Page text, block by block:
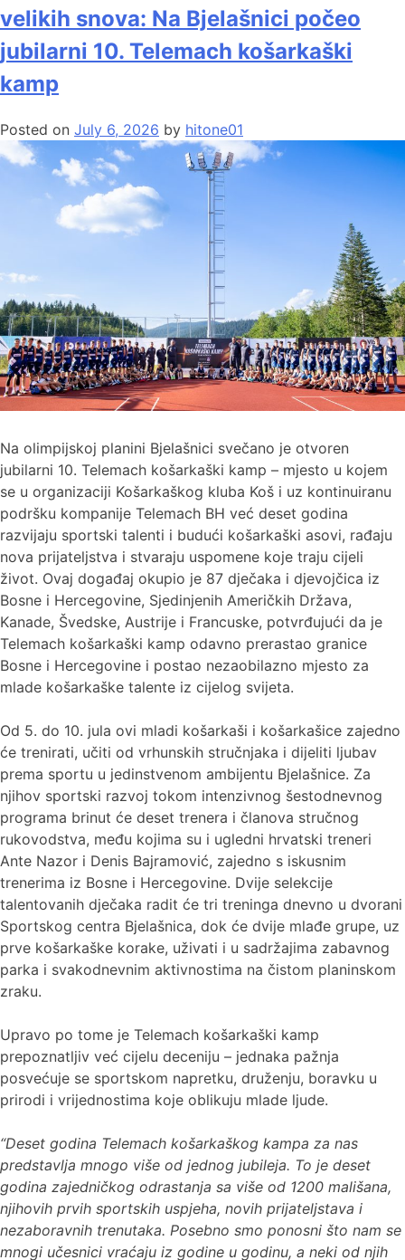
velikih snova: Na Bjelašnici počeo
jubilarni 10. Telemach košarkaški
kamp
Posted on July 6, 2026 by hitone01
Na olimpijskoj planini Bjelašnici svečano je otvoren
jubilarni 10. Telemach košarkaški kamp – mjesto u kojem
se u organizaciji Košarkaškog kluba Koš i uz kontinuiranu
podršku kompanije Telemach BH već deset godina
razvijaju sportski talenti i budući košarkaški asovi, rađaju
nova prijateljstva i stvaraju uspomene koje traju cijeli
život. Ovaj događaj okupio je 87 dječaka i djevojčica iz
Bosne i Hercegovine, Sjedinjenih Američkih Država,
Kanade, Švedske, Austrije i Francuske, potvrđujući da je
Telemach košarkaški kamp odavno prerastao granice
Bosne i Hercegovine i postao nezaobilazno mjesto za
mlade košarkaške talente iz cijelog svijeta.
Od 5. do 10. jula ovi mladi košarkaši i košarkašice zajedno
će trenirati, učiti od vrhunskih stručnjaka i dijeliti ljubav
prema sportu u jedinstvenom ambijentu Bjelašnice. Za
njihov sportski razvoj tokom intenzivnog šestodnevnog
programa brinut će deset trenera i članova stručnog
rukovodstva, među kojima su i ugledni hrvatski treneri
Ante Nazor i Denis Bajramović, zajedno s iskusnim
trenerima iz Bosne i Hercegovine. Dvije selekcije
talentovanih dječaka radit će tri treninga dnevno u dvorani
Sportskog centra Bjelašnica, dok će dvije mlađe grupe, uz
prve košarkaške korake, uživati i u sadržajima zabavnog
parka i svakodnevnim aktivnostima na čistom planinskom
zraku.
Upravo po tome je Telemach košarkaški kamp
prepoznatljiv već cijelu deceniju – jednaka pažnja
posvećuje se sportskom napretku, druženju, boravku u
prirodi i vrijednostima koje oblikuju mlade ljude.
“Deset godina Telemach košarkaškog kampa za nas
predstavlja mnogo više od jednog jubileja. To je deset
godina zajedničkog odrastanja sa više od 1200 mališana,
njihovih prvih sportskih uspjeha, novih prijateljstava i
nezaboravnih trenutaka. Posebno smo ponosni što nam se
mnogi učesnici vraćaju iz godine u godinu, a neki od njih